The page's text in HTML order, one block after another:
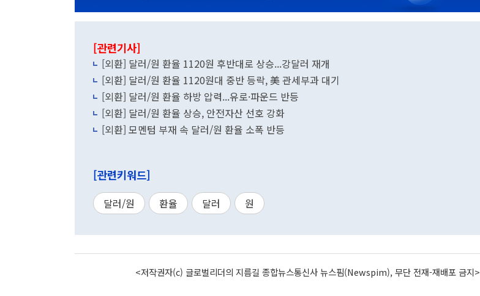
[관련기사]
[외환] 달러/원 환율 1120원 후반대로 상승...강달러 재개
[외환] 달러/원 환율 1120원대 중반 등락, 美 관세부과 대기
[외환] 달러/원 환율 하방 압력...유로·파운드 반등
[외환] 달러/원 환율 상승, 안전자산 선호 강화
[외환] 모멘텀 부재 속 달러/원 환율 소폭 반등
[관련키워드]
달러/원 환율 달러 원
<저작권자(c) 글로벌리더의 지름길 종합뉴스통신사 뉴스핌(Newspim), 무단 전재-재배포 금지>